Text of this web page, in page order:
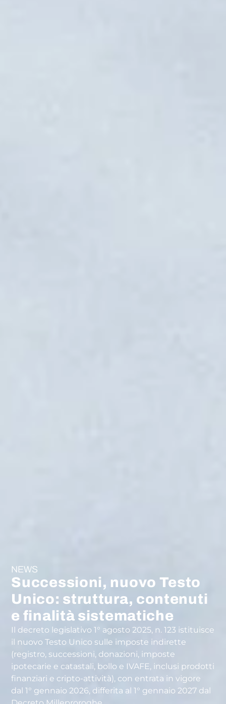
NEWS
Successioni, nuovo Testo
Unico: struttura, contenuti
e finalità sistematiche
Il decreto legislativo 1° agosto 2025, n. 123 istituisce
il nuovo Testo Unico sulle imposte indirette
(registro, successioni, donazioni, imposte
ipotecarie e catastali, bollo e IVAFE, inclusi prodotti
finanziari e cripto-attività), con entrata in vigore
dal 1° gennaio 2026, differita al 1° gennaio 2027 dal